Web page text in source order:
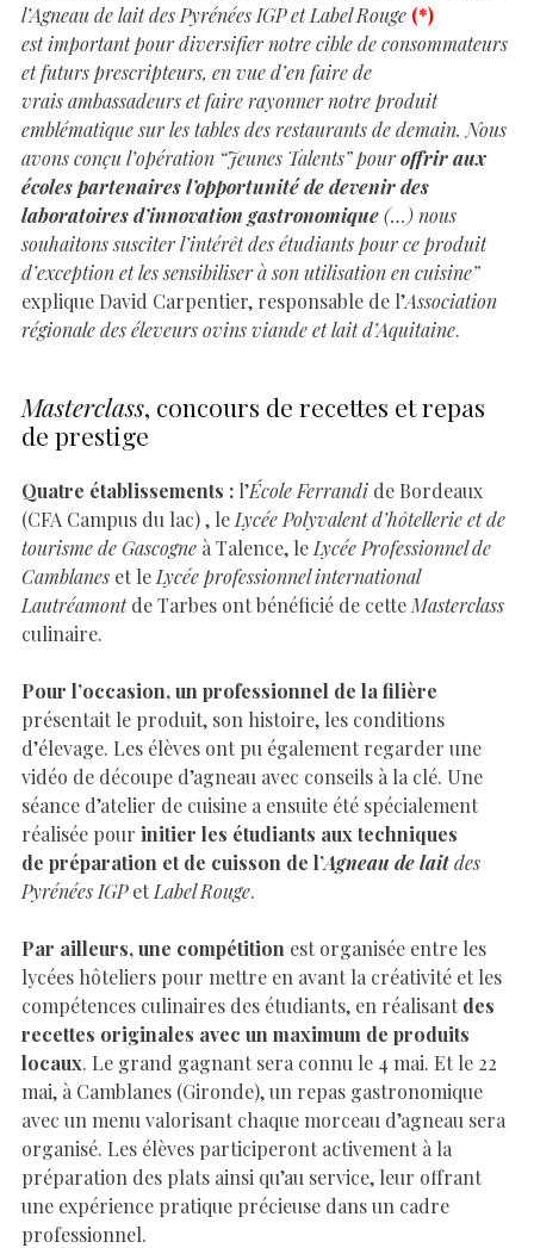
l’Agneau de lait des Pyrénées IGP et Label Rouge (*)
est important pour diversifier notre cible de consommateurs
et futurs prescripteurs, en vue d’en faire de
vrais ambassadeurs et faire rayonner notre produit
emblématique sur les tables des restaurants de demain. Nous
avons conçu l’opération “Jeunes Talents” pouroffrir aux
écoles partenaires l’opportunité de devenir des
laboratoires d’innovation gastronomique(…) nous
souhaitons susciter l’intérêt des étudiants pour ce produit
d’exception et lessensibiliser à son utilisation en cuisine”
explique David Carpentier, responsable de l’Association
régionale des éleveurs ovins viande et lait d’Aquitaine.
Masterclass, concours de recettes et repas
de prestige
Quatre établissements : l’École Ferrandi de Bordeaux
(CFA Campus du lac) , le Lycée Polyvalent d’hôtellerie et de
tourisme de Gascogne à Talence, le Lycée Professionnel de
Camblanes et le Lycée professionnel international
Lautréamontde Tarbes ont bénéficié de cette Masterclass
culinaire.
Pour l’occasion, un professionnel de la filière
présentait le produit, son histoire, les conditions
d’élevage. Les élèves ont pu également regarder une
vidéo de découpe d’agneau avec conseils à la clé. Une
séance d’atelier de cuisine a ensuite été spécialement
réalisée pour initier les étudiants aux techniques
de préparation et de cuisson de l’Agneau de laitdes
Pyrénées IGPet Label Rouge.
Par ailleurs, une compétition est organisée entre les
lycées hôteliers pour mettre en avant la créativité et les
compétences culinaires des étudiants, en réalisant des
recettes originales avec un maximum de produits
locaux. Le grand gagnant sera connu le 4 mai. Et le 22
mai, à Camblanes (Gironde), un repas gastronomique
avec un menu valorisant chaque morceau d’agneau sera
organisé. Les élèves participeront activement à la
préparation des plats ainsi qu’au service, leur offrant
une expérience pratique précieuse dans un cadre
professionnel.